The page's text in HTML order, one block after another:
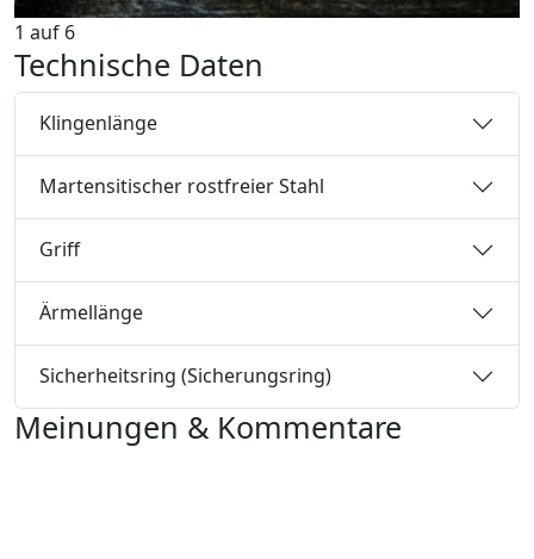
1 auf 6
Technische Daten
Klingenlänge
Martensitischer rostfreier Stahl
Griff
Ärmellänge
Sicherheitsring (Sicherungsring)
Meinungen & Kommentare